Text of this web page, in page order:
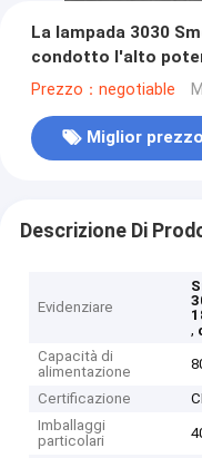
La lampada 3030
condotto l'alto
Prezzo：negotiable
Miglior prezzo
Descrizione Di
Evidenziare
,
Capacità di
alimentazione
Certificazione
Imballaggi
particolari